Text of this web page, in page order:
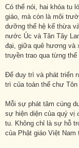
Có thể nói, hai khóa tu
giáo, mà còn là môi
dưỡng thế hệ kế thừa
nước Úc và Tân Tây
đại, giữa quê hương và
truyền trao qua từng thế
Để duy trì và phát triển
trì của toàn thể chư
Mỗi sự phát tâm cúng
sự hiện diện của quý vị
tu. Không chỉ là sự hỗ
của Phật giáo Việt Nam